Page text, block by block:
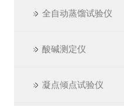
全自动蒸馏试验仪
酸碱测定仪
凝点倾点试验仪